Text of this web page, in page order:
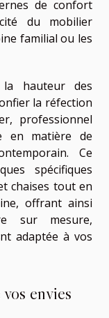
de confort
du mobilier
familial ou les
hauteur des
la réfection
professionnel
en matière de
Ce
spécifiques
chaises tout en
offrant ainsi
sur mesure,
adaptée à vos
envies